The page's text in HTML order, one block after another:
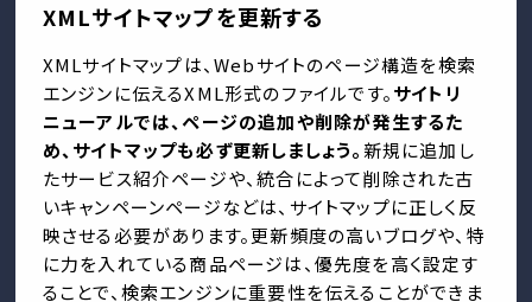
XMLサイトマップを更新する
XMLサイトマップは、Webサイトのページ構造を検索
エンジンに伝えるXML形式のファイルです。サイトリ
ニューアルでは、ページの追加や削除が発生するた
め、サイトマップも必ず更新しましょう。 新規に追加し
たサービス紹介ページや、統合によって削除された古
いキャンペーンページなどは、サイトマップに正しく反
映させる必要があります。更新頻度の高いブログや、特
に力を入れている商品ページは、優先度を高く設定す
ることで、検索エンジンに重要性を伝えることができま